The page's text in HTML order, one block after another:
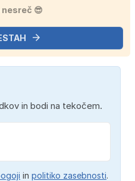
😎
in bodi na tekočem.
in politiko zasebnosti.